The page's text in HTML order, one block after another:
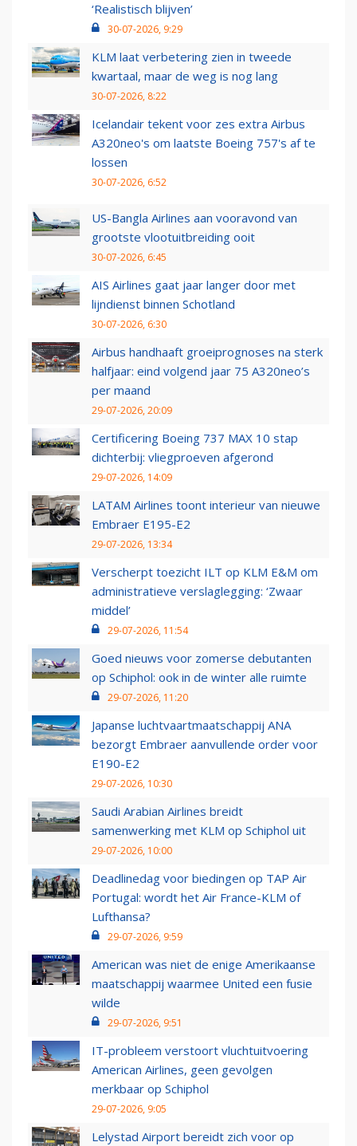
‘Realistisch blijven’
30-07-2026, 9:29
KLM laat verbetering zien in tweede
kwartaal, maar de weg is nog lang
30-07-2026, 8:22
Icelandair tekent voor zes extra Airbus
A320neo's om laatste Boeing 757's af te
lossen
30-07-2026, 6:52
US-Bangla Airlines aan vooravond van
grootste vlootuitbreiding ooit
30-07-2026, 6:45
AIS Airlines gaat jaar langer door met
lijndienst binnen Schotland
30-07-2026, 6:30
Airbus handhaaft groeiprognoses na sterk
halfjaar: eind volgend jaar 75 A320neo’s
per maand
29-07-2026, 20:09
Certificering Boeing 737 MAX 10 stap
dichterbij: vliegproeven afgerond
29-07-2026, 14:09
LATAM Airlines toont interieur van nieuwe
Embraer E195-E2
29-07-2026, 13:34
Verscherpt toezicht ILT op KLM E&M om
administratieve verslaglegging: ‘Zwaar
middel’
29-07-2026, 11:54
Goed nieuws voor zomerse debutanten
op Schiphol: ook in de winter alle ruimte
29-07-2026, 11:20
Japanse luchtvaartmaatschappij ANA
bezorgt Embraer aanvullende order voor
E190-E2
29-07-2026, 10:30
Saudi Arabian Airlines breidt
samenwerking met KLM op Schiphol uit
29-07-2026, 10:00
Deadlinedag voor biedingen op TAP Air
Portugal: wordt het Air France-KLM of
Lufthansa?
29-07-2026, 9:59
American was niet de enige Amerikaanse
maatschappij waarmee United een fusie
wilde
29-07-2026, 9:51
IT-probleem verstoort vluchtuitvoering
American Airlines, geen gevolgen
merkbaar op Schiphol
29-07-2026, 9:05
Lelystad Airport bereidt zich voor op